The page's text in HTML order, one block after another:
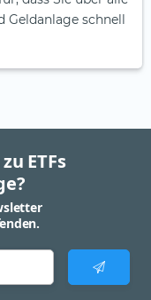
Geldanlage schnell
ETFs